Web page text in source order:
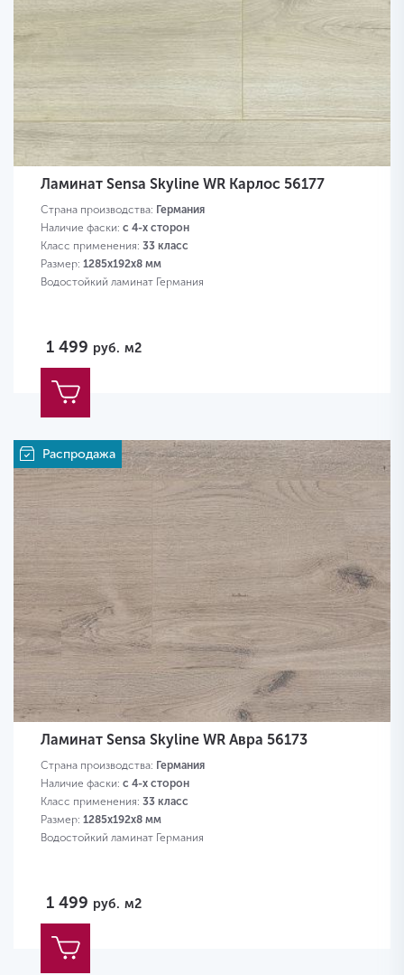
Ламинат Sensa Skyline WR Карлос 56177
Страна производства: Германия
Наличие фаски: с 4-х сторон
Класс применения: 33 класс
Размер: 1285х192х8 мм
Водостойкий ламинат Германия
1 499 руб. м2
Распродажа
Ламинат Sensa Skyline WR Авра 56173
Страна производства: Германия
Наличие фаски: с 4-х сторон
Класс применения: 33 класс
Размер: 1285х192х8 мм
Водостойкий ламинат Германия
1 499 руб. м2